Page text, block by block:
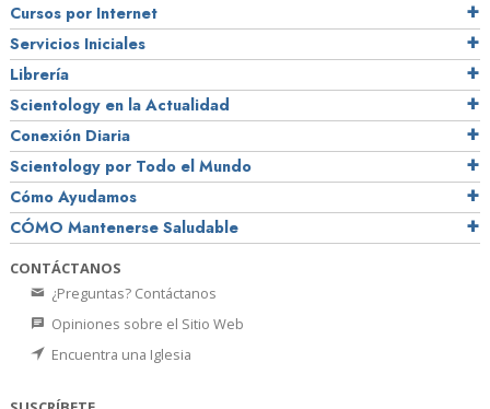
Cursos por Internet
Servicios Iniciales
Librería
Scientology en la Actualidad
Conexión Diaria
Scientology por Todo el Mundo
Cómo Ayudamos
CÓMO Mantenerse Saludable
CONTÁCTANOS
¿Preguntas? Contáctanos
Opiniones sobre el Sitio Web
Encuentra una Iglesia